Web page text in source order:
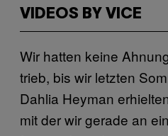
VIDEOS BY VICE
Wir hatten keine
trieb, bis wir letzten
Dahlia Heyman
mit der wir gerade an